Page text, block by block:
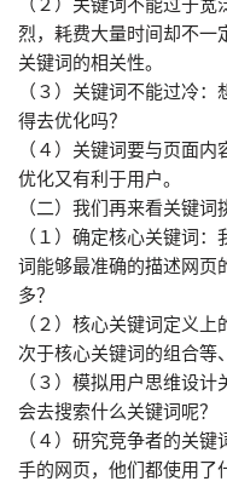
（２）关键词不能过于
烈，耗费大量时间却不一
关键词的相关性。
（３）关键词不能过冷
得去优化吗？
（４）关键词要与页面
优化又有利于用户。
（二）我们再来看关键词
（１）确定核心关键词
词能够最准确的描述网页
多？
（２）核心关键词定义
次于核心关键词的组合等
（３）模拟用户思维设
会去搜索什么关键词呢？
（４）研究竞争者的关
手的网页，他们都使用了